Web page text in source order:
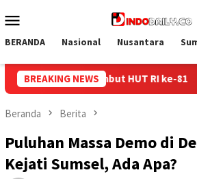
ke
Mobile
BERANDA Nasional Nusantara
BREAKING NEWS
Lapas Sekayu Gandeng Kwarcab
Beranda Berita
Puluhan Massa Demo di
Kejati Sumsel, Ada Apa?